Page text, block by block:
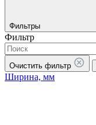
Фильтры
Фильтр
Очистить фильтр
Ширина, мм